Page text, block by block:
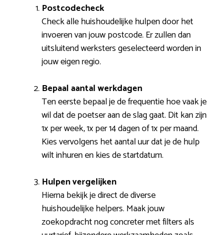
Postcodecheck
Check alle huishoudelijke hulpen door het
invoeren van jouw postcode. Er zullen dan
uitsluitend werksters geselecteerd worden in
jouw eigen regio.
Bepaal aantal werkdagen
Ten eerste bepaal je de frequentie hoe vaak je
wil dat de poetser aan de slag gaat. Dit kan zijn
1x per week, 1x per 14 dagen of 1x per maand.
Kies vervolgens het aantal uur dat je de hulp
wilt inhuren en kies de startdatum.
Hulpen vergelijken
Hierna bekijk je direct de diverse
huishoudelijke helpers. Maak jouw
zoekopdracht nog concreter met filters als